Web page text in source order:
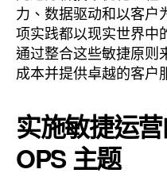
力、数据驱动和以客户
项实践都以现实世界中
通过整合这些敏捷原则
成本并提供卓越的客户
实施敏捷运
OPS 主题